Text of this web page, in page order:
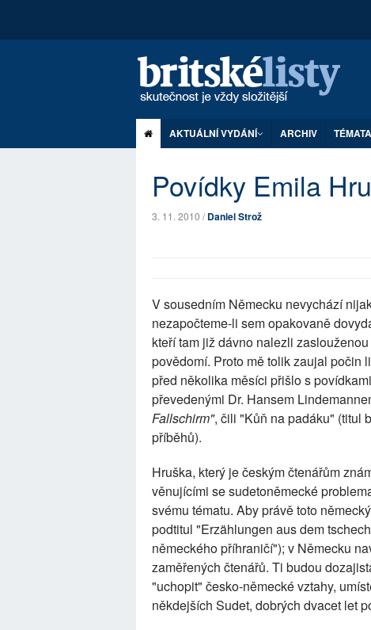
AKTUÁLNÍ VYDÁNÍ ARCHIV TÉMATA
Povídky Emila
3. 11. 2010 /Daniel Strož
V sousedním Německu nevychází
nezapočteme-li sem opakovaně
kteří tam již dávno nalezli
povědomí. Proto mě tolik zaujal počin
před několika měsíci přišlo s
převedenými Dr. Hansem
Fallschirm", čili "Kůň na padáku" (titul
příběhů).
Hruška, který je českým čtenářům
věnujícími se sudetoněmecké
svému tématu. Aby právě toto
podtitul "Erzählungen aus dem
německého příhraničí"); v Německu
zaměřených čtenářů. Ti budou
"uchopit" česko-německé vztahy,
někdejších Sudet, dobrých dvacet let